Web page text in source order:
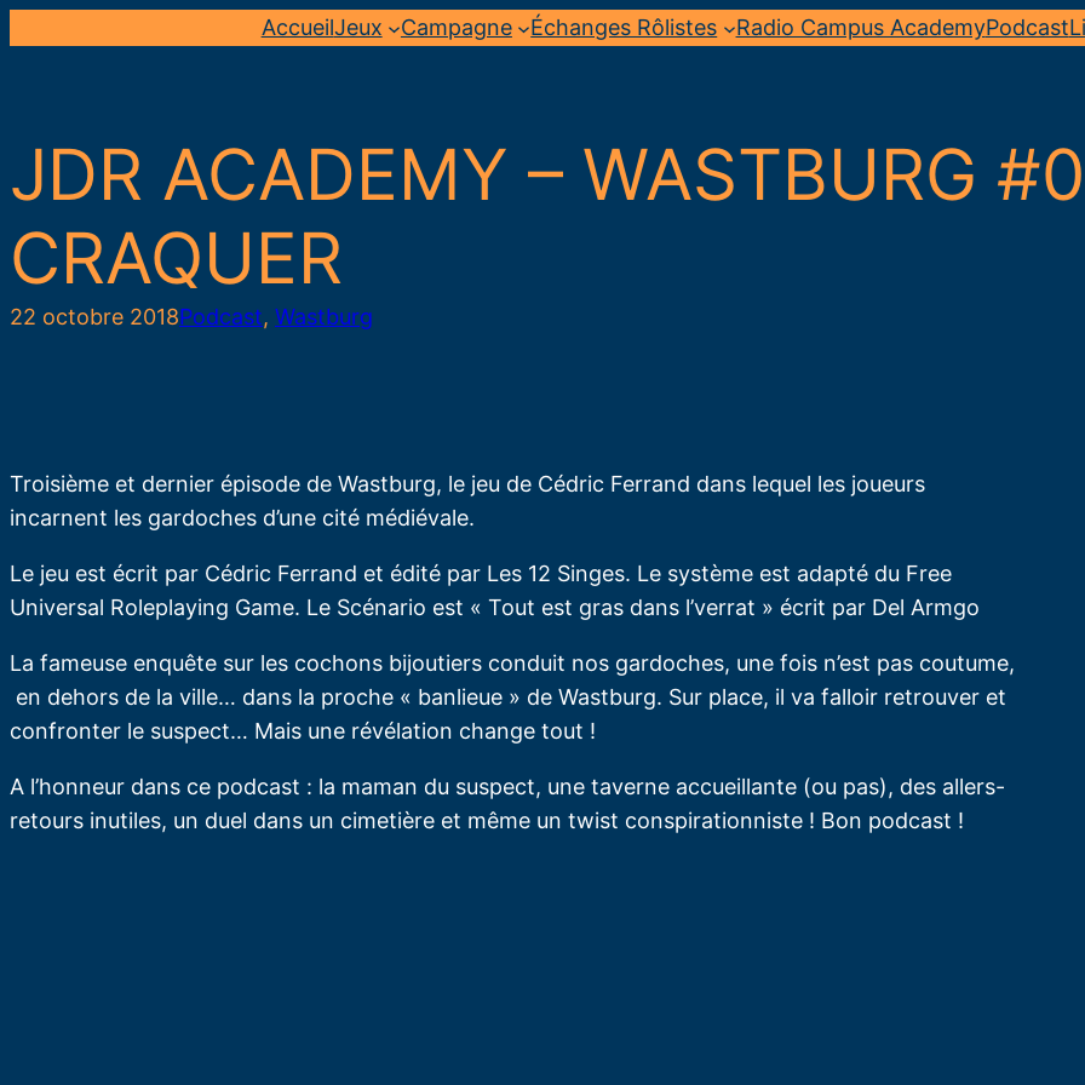
AccueilJeux Campagne Échanges Rôlistes Radio Campus AcademyPodcast
JDR ACADEMY – WASTBURG
CRAQUER
22 octobre 2018Podcast, Wastburg
Troisième et dernier épisode de Wastburg, le jeu de Cédric Ferrand dans lequel les joueurs
incarnent les gardoches d’une cité médiévale.
Le jeu est écrit par Cédric Ferrand et édité par Les 12 Singes. Le système est adapté du Free
Universal Roleplaying Game. Le Scénario est « Tout est gras dans l’verrat » écrit par Del Armgo
La fameuse enquête sur les cochons bijoutiers conduit nos gardoches, une fois n’est pas coutume,
en dehors de la ville… dans la proche « banlieue » de Wastburg. Sur place, il va falloir retrouver et
confronter le suspect… Mais une révélation change tout !
A l’honneur dans ce podcast : la maman du suspect, une taverne accueillante (ou pas), des allers-
retours inutiles, un duel dans un cimetière et même un twist conspirationniste ! Bon podcast !